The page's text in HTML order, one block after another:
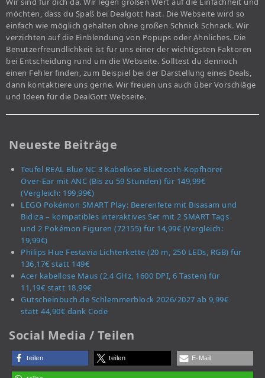
möchten, dass du Spaß bei Dealgott hast. Die Webseite wird so
einfach wie möglich gehalten ohne großen Schnick Schnack. Wir
verzichten auf die Einblendung von Popups oder Ähnliches. Die
Benutzerfreundlichkeit ist für uns einer der wichtigsten Faktoren
bei Entscheidung rund um die Webseite. Solltest du dennoch
einen Fehler finden, zum Beispiel bei der Darstellung eines Deals,
dann kontaktiere uns gerne. Wir freuen uns auch über Vorschläge
und Ideen für die DealGott Webseite.
Neueste Beiträge
Teufel REAL Blue NC 3 Kabellose Bluetooth-Kopfhörer
Over-Ear mit ANC (Bis zu 59 Stunden) für 149,99€
(Vergleich: 199,99€)
LEGO Pokémon SMART Play: Beerenfete mit Bisasam und
Bidiza – kompatibles interaktives Set mit 2 SMART Tags
und 2 Pokémon Figuren (72155) für 14,99€ (Vergleich:
19,99€)
Philips Hue Festavia Lichterkette (20 m, 250 LEDs, RGB) für
136,17€ statt 149€
Acer kabellose Maus (2,4 GHz, 1600 DPI, 6 Tasten) für
11,19€ statt 18,99€
Gutscheinbuch.de Schlemmerblock 2026/2027 ab 9,99€
statt 44,90€ dank Code
Social Media / Teilen
teilen teilen E-Mail